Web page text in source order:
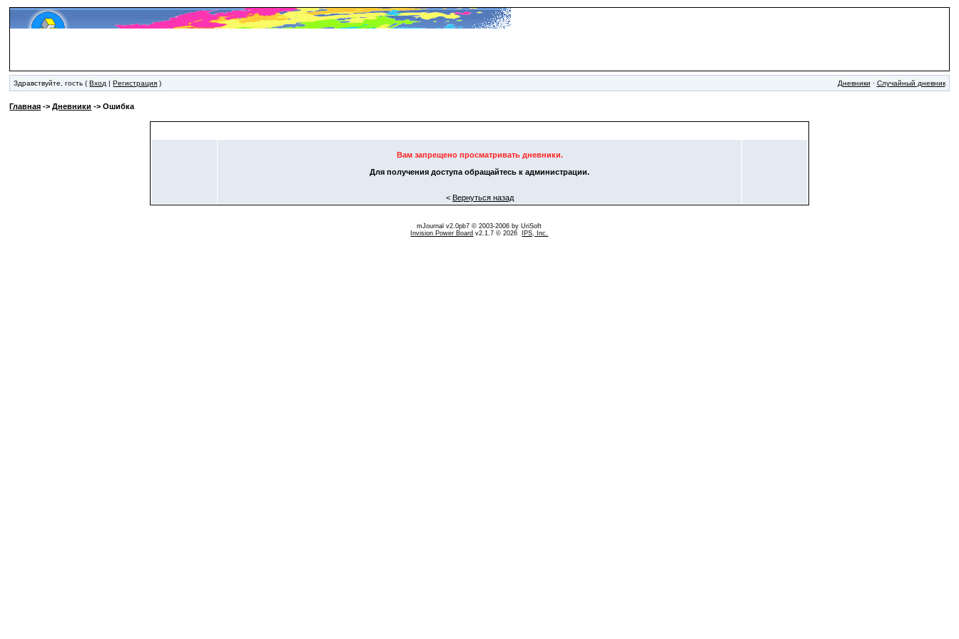
Дневники · Случайный дневник
Здравствуйте, гость (Вход |Регистрация )
Главная ->Дневники -> Ошибка
Вам запрещено просматривать дневники.
Для получения доступа обращайтесь к администрации.
< Вернуться назад
mJournal v2.0pb7 © 2003-2006 byUriSoft
Invision Power Board v2.1.7 © 2026 IPS, Inc.